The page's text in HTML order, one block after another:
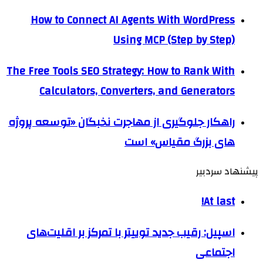
How to Connect AI Agents With WordPress
Using MCP (Step by Step)
The Free Tools SEO Strategy: How to Rank With
Calculators, Converters, and Generators
راهکار جلوگیری از مهاجرت نخبگان «توسعه پروژه
های بزرگ مقیاس» است
پیشنهاد سردبیر
At last!
اسپیل: رقیب جدید توییتر با تمرکز بر اقلیت‌های
اجتماعی